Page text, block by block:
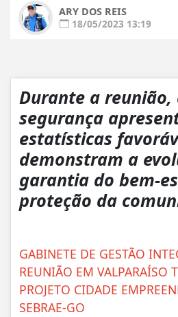
ARY DOS REIS
18/05/2023 13:19
Durante a reunião,
segurança
estatísticas
demonstram a
garantia do bem-
proteção da
GABINETE DE GESTÃO
REUNIÃO EM VALPARAÍSO
PROJETO CIDADE
SEBRAE-GO